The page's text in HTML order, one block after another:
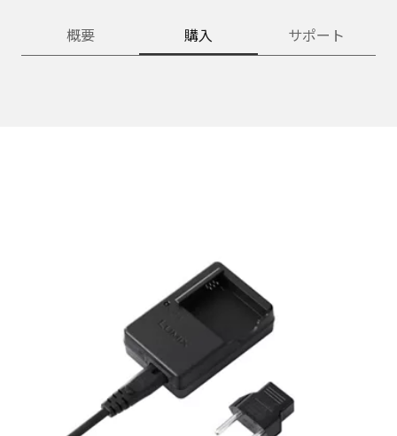
概要 購入 サポート